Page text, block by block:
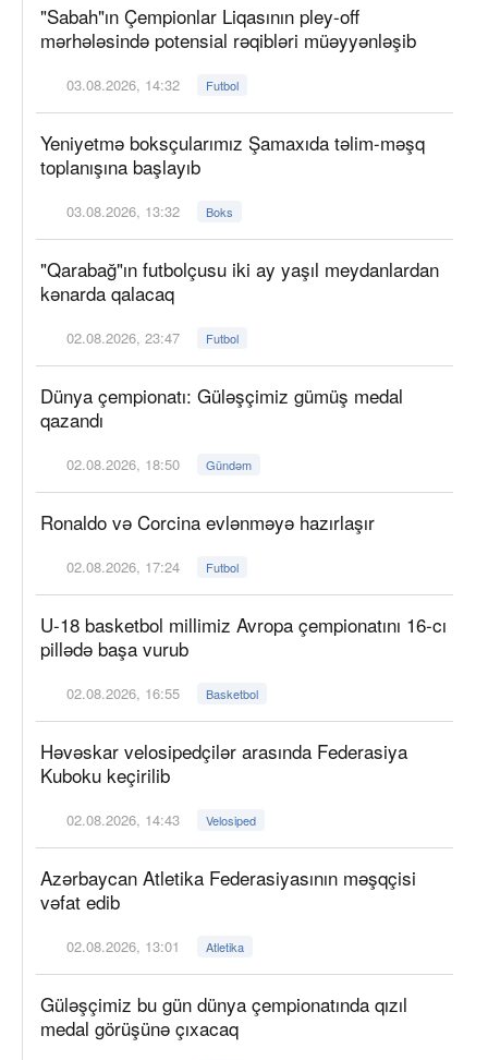
"Sabah"ın Çempionlar Liqasının pley-off
mərhələsində potensial rəqibləri müəyyənləşib
03.08.2026, 14:32 Futbol
Yeniyetmə boksçularımız Şamaxıda təlim-məşq
toplanışına başlayıb
03.08.2026, 13:32 Boks
"Qarabağ"ın futbolçusu iki ay yaşıl meydanlardan
kənarda qalacaq
02.08.2026, 23:47 Futbol
Dünya çempionatı: Güləşçimiz gümüş medal
qazandı
02.08.2026, 18:50 Gündəm
Ronaldo və Corcina evlənməyə hazırlaşır
02.08.2026, 17:24 Futbol
U-18 basketbol millimiz Avropa çempionatını 16-cı
pillədə başa vurub
02.08.2026, 16:55 Basketbol
Həvəskar velosipedçilər arasında Federasiya
Kuboku keçirilib
02.08.2026, 14:43 Velosiped
Azərbaycan Atletika Federasiyasının məşqçisi
vəfat edib
02.08.2026, 13:01 Atletika
Güləşçimiz bu gün dünya çempionatında qızıl
medal görüşünə çıxacaq